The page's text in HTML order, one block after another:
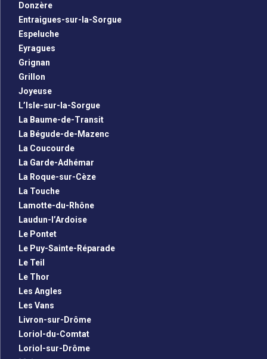
Donzère
Entraigues-sur-la-Sorgue
Espeluche
Eyragues
Grignan
Grillon
Joyeuse
L’Isle-sur-la-Sorgue
La Baume-de-Transit
La Bégude-de-Mazenc
La Coucourde
La Garde-Adhémar
La Roque-sur-Cèze
La Touche
Lamotte-du-Rhône
Laudun-l’Ardoise
Le Pontet
Le Puy-Sainte-Réparade
Le Teil
Le Thor
Les Angles
Les Vans
Livron-sur-Drôme
Loriol-du-Comtat
Loriol-sur-Drôme